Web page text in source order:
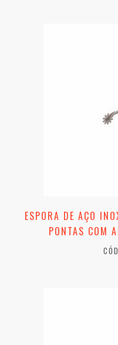
ESPORA DE AÇO
PONTAS COM